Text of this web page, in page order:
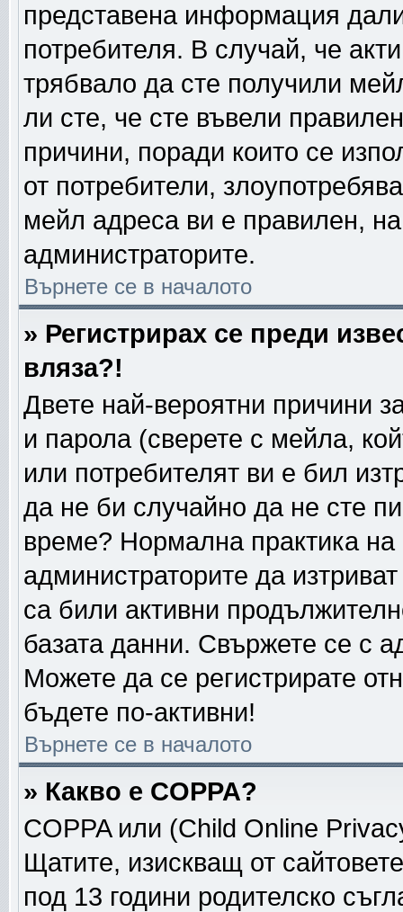
представена информация
потребителя. В случай, че
трябвало да сте получили
ли сте, че сте въвели
причини, поради които се
от потребители,
мейл адреса ви е правилен,
администраторите.
Върнете се в началото
» Регистрирах се преди
вляза?!
Двете най-вероятни причини
и парола (сверете с мейла,
или потребителят ви е бил
да не би случайно да не сте
време? Нормална практика
администраторите да
са били активни
базата данни. Свържете се с
Можете да се регистрирате
бъдете по-активни!
Върнете се в началото
» Какво е COPPA?
COPPA или (Child Online
Щатите, изискващ от
под 13 години родителско